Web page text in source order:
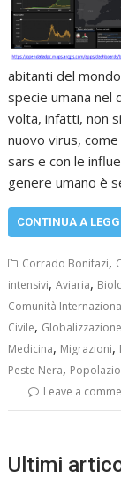
abitanti del
specie umana
volta, infatti, non
nuovo virus,
sars e con le
genere umano è
CONTINUA A
Corrado Bonifazi,
intensivi,Aviaria,
Comunità
Civile, Globalizzazione
Medicina, Migrazioni,
Peste Nera,
Leave a
Ultimi